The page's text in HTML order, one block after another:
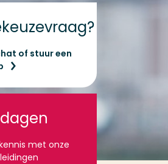
of stuur een
met onze